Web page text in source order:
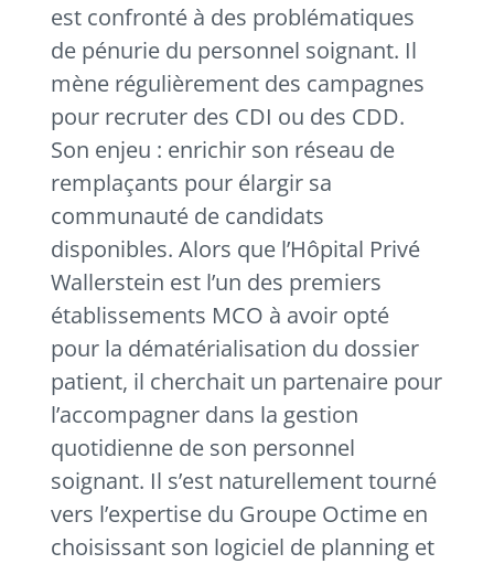
est confronté à des problématiques
de pénurie du personnel soignant. Il
mène régulièrement des campagnes
pour recruter des CDI ou des CDD.
Son enjeu : enrichir son réseau de
remplaçants pour élargir sa
communauté de candidats
disponibles. Alors que l’Hôpital Privé
Wallerstein est l’un des premiers
établissements MCO à avoir opté
pour la dématérialisation du dossier
patient, il cherchait un partenaire pour
l’accompagner dans la gestion
quotidienne de son personnel
soignant. Il s’est naturellement tourné
vers l’expertise du Groupe Octime en
choisissant son logiciel de planning et